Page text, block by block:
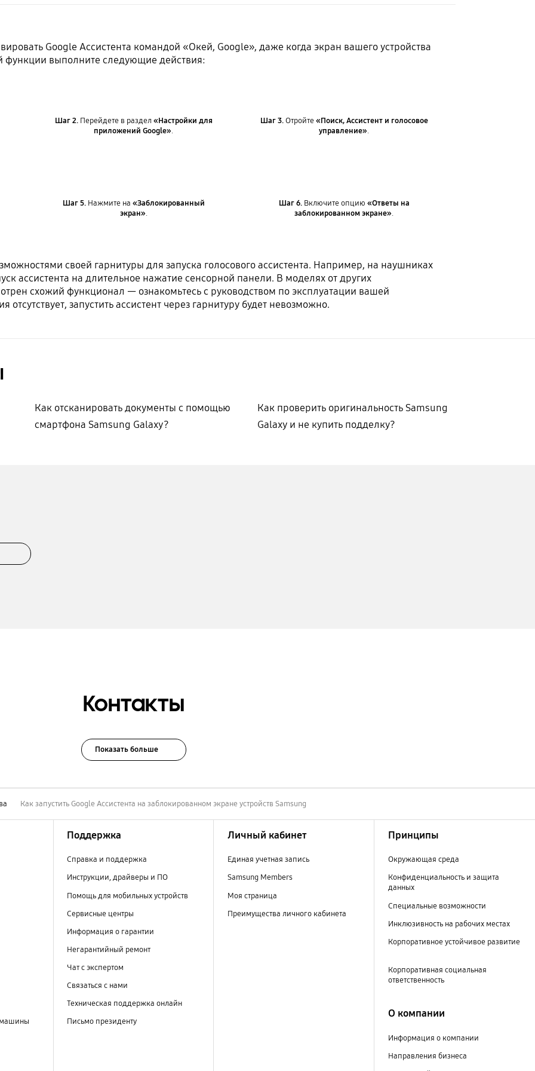
Google Ассистента командой «Окей, Google», даже когда экран вашего устройства
функции выполните следующие действия:
Шаг 2. Перейдете в раздел «Настройки для
приложений Google».
Шаг 3.Отройте«Поиск, Ассистент и голосовое
управление».
Шаг 5. Нажмите на «Заблокированный
экран».
Шаг 6. Включите опцию «Ответы на
заблокированном экране».
своей гарнитуры для запуска голосового ассистента. Например, на наушниках
ассистента на длительное нажатие сенсорной панели. В моделях от других
схожий функционал — ознакомьтесь с руководством по эксплуатации вашей
запустить ассистент через гарнитуру будет невозможно.
Как отсканировать документы с помощью
смартфона Samsung Galaxy?
Как проверить оригинальность Samsung
Galaxy и не купить подделку?
Контакты
Показать больше
Как запустить Google Ассистента на заблокированном экране устройств Samsung
Поддержка
Справка и поддержка
Инструкции, драйверы и ПО
Помощь для мобильных устройств
Сервисные центры
Информация о гарантии
Негарантийный ремонт
Чат с экспертом
Связаться с нами
Техническая поддержка онлайн
Письмо президенту
Личный кабинет
Единая учетная запись
Samsung Members
Моя страница
Преимущества личного кабинета
Принципы
Окружающая среда
Конфиденциальность и защита
данных
Специальные возможности
Инклюзивность на рабочих местах
Корпоративное устойчивое развитие
Корпоративная социальная
ответственность
О компании
Информация о компании
Направления бизнеса